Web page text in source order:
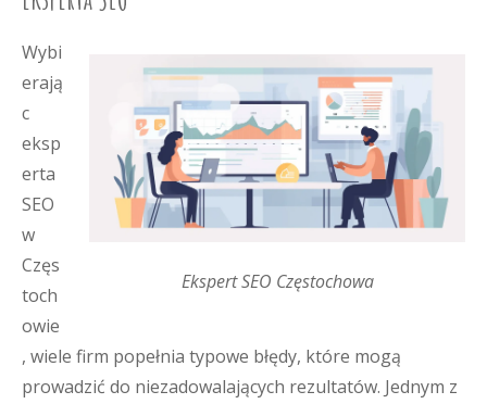
Ekspert SEO Częstochowa
Wybi
erają
c
eksp
erta
SEO
w
Częs
toch
owie
, wiele firm popełnia typowe błędy, które mogą
prowadzić do niezadowalających rezultatów. Jednym z